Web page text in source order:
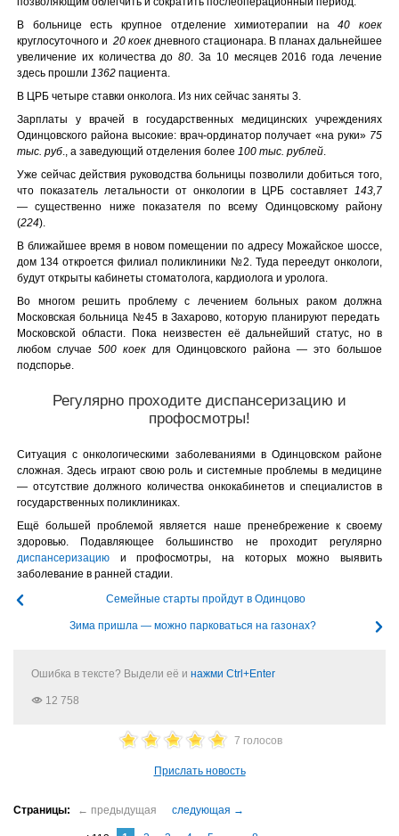
В больнице есть крупное отделение химиотерапии на40 коек
круглосуточного и 20 коек дневного стационара. В планах дальнейшее
увеличение их количества до80. За 10 месяцев 2016 года лечение
здесь прошли 1362 пациента.
В ЦРБ четыре ставки онколога. Из них сейчас заняты 3.
Зарплаты у врачей в государственных медицинских учреждениях
Одинцовского района высокие: врач-ординатор получает «на руки» 75
тыс. руб., а заведующий отделения более 100 тыс. рублей.
Уже сейчас действия руководства больницы позволили добиться того,
что показатель летальности от онкологии в ЦРБ составляет 143,7
— существенно ниже показателя по всему Одинцовскому району
(224).
В ближайшее время в новом помещении по адресу Можайское шоссе,
дом 134 откроется филиал поликлиники №2. Туда переедут онкологи,
будут открыты кабинеты стоматолога, кардиолога и уролога.
Во многом решить проблему с лечением больных раком должна
Московская больница №45 в Захарово, которую планируют передать
Московской области. Пока неизвестен её дальнейший статус, но в
любом случае 500 коекдля Одинцовского района — это большое
подспорье.
Регулярно проходите диспансеризацию и
профосмотры!
Ситуация с онкологическими заболеваниями в Одинцовском районе
сложная. Здесь играют свою роль и системные проблемы в медицине
— отсутствие должного количества онкокабинетов и специалистов в
государственных поликлиниках.
Ещё большей проблемой является наше пренебрежение к своему
здоровью. Подавляющее большинство не проходит регулярно
диспансеризацию и профосмотры, на которых можно выявить
заболевание в ранней стадии.
Семейные старты пройдут в Одинцово
Зима пришла — можно парковаться на газонах?
Ошибка в тексте? Выдели её и нажми Ctrl+Enter
12 758
7 голосов
Прислать новость